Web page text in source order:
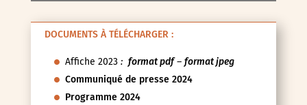
DOCUMENTS À TÉLÉCHARGER :
Affiche 2023: format pdf– format jpeg
Communiqué de presse 2024
Programme 2024